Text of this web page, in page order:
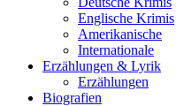
Englische Krimis
Amerikanische
Internationale
Erzählungen & Lyrik
Erzählungen
Biografien